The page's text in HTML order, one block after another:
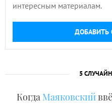
интересным материалам.
ДОБАВИТЬ
5
Когда Маяковский